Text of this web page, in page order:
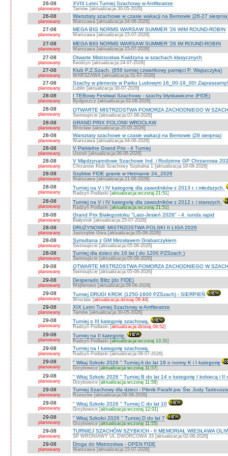
26-08
planowany
XVIII Letni Turniej Szachowy w Amfiteatrze
Tarnów [aktualizacja:30-05-2026]
26-08
planowany
Warsztaty szachowe w czasie wakacji na Bemowie (26-27
Warszawa [aktualizacja:04-06-2026]
27-08
planowany
MEGA BIG NORMS WARSAW SUMMER '26 WIM ROUND-ROBIN
Warszawa [aktualizacja:15-07-2026]
27-08
planowany
MEGA BIG NORMS WARSAW SUMMER '26 IM ROUND-ROBIN
Warszawa [aktualizacja:15-07-2026]
27-08
planowany
Otwarte Mistrzostwa Kwidzyna w szachach klasycznych
Kwidzyn [aktualizacja:24-07-2026]
27-08
planowany
Klub P.Z.Szach. (656 turniej czwartkowy pamięci P. Wajszczyka)
WARSZAWA [aktualizacja:31-07-2026]
27-08
planowany
Szachy w plenerze w Parku Ludowym 16_00-19_00! Zapraszamy!
Lublin [aktualizacja:30-07-2026]
28-08
planowany
I TEBowy Festiwal Szachowy - szachy błyskawiczne (FIDE)
Bydgoszcz [aktualizacja:02-08-2026]
28-08
planowany
OTWARTE MISTRZOSTWA POMORZA ZACHODNIEGO W
Świnoujście [aktualizacja:07-08-2026]
28-08
planowany
GRAND PRIX POLONII WROCŁAW
Wrocław [aktualizacja:25-05-2026]
28-08
planowany
Warsztaty szachowe w czasie wakacji na Bemowie (28 sierpnia)
Warszawa [aktualizacja:04-06-2026]
28-08
planowany
V Piekielne Grand Prix - 4 Turniej
Ustroń [aktualizacja:06-06-2026]
28-08
planowany
V Międzynarodowe Szachowe Ind. i Rodzinne GP Chrzanowa
Chrzanów Klub Szachowy Szpitalna 1 [aktualizacja:18-06-2026]
28-08
planowany
Szybkie FIDE granie w Hetmanie 24_2026
Warszawa [aktualizacja:21-06-2026]
28-08
planowany
Turniej na V i IV kategorię dla zawodników z 2013 r. i młodszych.
Radzyń Podlaski [aktualizacja:wczoraj 21:51]
28-08
planowany
Turniej na V i IV kategorię dla zawodników z 2012 r. i starszych.
Radzyń Podlaski [aktualizacja:wczoraj 21:51]
28-08
planowany
Grand Prix Białegostoku "Lato-Jesień 2026" - 4. runda rapid
Białystok [aktualizacja:25-07-2026]
28-08
planowany
DRUŻYNOWE MISTRZOSTWA POLSKI II LIGA 2026
Jastrzębie Góra [aktualizacja:05-08-2026]
28-08
planowany
Symultana z GM Mirosławem Grabarczykiem
Świnoujście [aktualizacja:05-08-2026]
28-08
planowany
Turniej dla dzieci do 16 lat ( do 1200 PZSzach )
Świnoujście [aktualizacja:05-08-2026]
29-08
planowany
OTWARTE MISTRZOSTWA POMORZA ZACHODNIEGO W
Świnoujście [aktualizacja:05-08-2026]
29-08
planowany
Desperado Blitz (do FIDE)
Wejherowo [aktualizacja:09-06-2026]
29-08
planowany
Turniej DRUGI KROK (1250-1600 PZSzach) - SIERPIEŃ
Wrocław [aktualizacja:dzisiaj 09:44]
29-08
planowany
XIX Letni Turniej Szachowy w Amfiteatrze
Tarnów [aktualizacja:30-05-2026]
29-08
planowany
Turniej o III kategorię szachową.
Radzyń Podlaski [aktualizacja:dzisiaj 09:52]
29-08
planowany
Turniej na II kategorię.
Radzyń Podlaski [aktualizacja:wczoraj 13:31]
29-08
planowany
Turniej na I kategorię szachową.
Radzyń Podlaski [aktualizacja:08-07-2026]
29-08
planowany
" Witaj Szkoło 2026 " Turniej A do lat 18 o normy K i I kategorię
Grzybowice [aktualizacja:wczoraj 11:57]
29-08
planowany
" Witaj Szkoło 2026 " Turniej B do lat 14 o kategorię I kobiecą i II
Grzybowice [aktualizacja:wczoraj 11:58]
29-08
planowany
Turniej Szachowy dla dzieci - Piknik Parafii pw. Św. Judy
Rzeszów [aktualizacja:06-08-2026]
29-08
planowany
" Witaj Szkoło 2026 " Turniej C do lat 10
Grzybowice [aktualizacja:wczoraj 12:01]
29-08
planowany
" Witaj Szkołoi 2026 " Turniej D do lat 7
Grzybowice [aktualizacja:wczoraj 11:55]
29-08
planowany
TURNIEJ SZACHÓW SZYBKICH - II MEMORIAŁ WIESŁAWA
SP WRONIAWY UL DWORCOWA 33 [aktualizacja:02-08-2026]
29-08
planowany
Droga do Mistrzostwa - OPEN FIDE
Warszawa [aktualizacja:15-07-2026]